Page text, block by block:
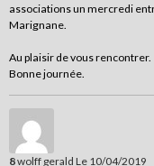
associations un mercredi
Marignane.
Au plaisir de vous rencontrer.
Bonne journée.
8wolff gerald Le 10/04/2019